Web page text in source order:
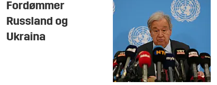
Fordømmer
Russland og
Ukraina